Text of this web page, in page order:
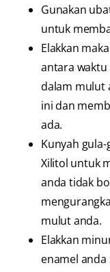
Gunakan
untuk
Elakkan
antara waktu
dalam mulut
ini dan
ada.
Kunyah
Xilitol untuk
anda tidak
mulut anda.
Elakkan
enamel